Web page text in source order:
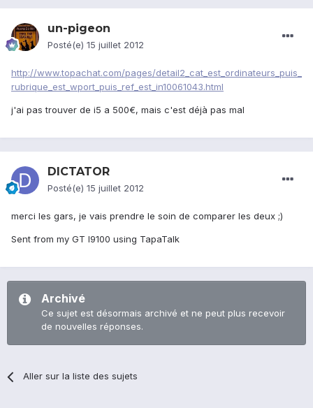
un-pigeon
Posté(e) 15 juillet 2012
http://www.topachat.com/pages/detail2_cat_est_ordinateurs_puis_
rubrique_est_wport_puis_ref_est_in10061043.html
j'ai pas trouver de i5 a 500€, mais c'est déjà pas mal
DlCTATOR
Posté(e) 15 juillet 2012
merci les gars, je vais prendre le soin de comparer les deux ;)
Sent from my GT I9100 using TapaTalk
Archivé
Ce sujet est désormais archivé et ne peut plus recevoir
de nouvelles réponses.
Aller sur la liste des sujets